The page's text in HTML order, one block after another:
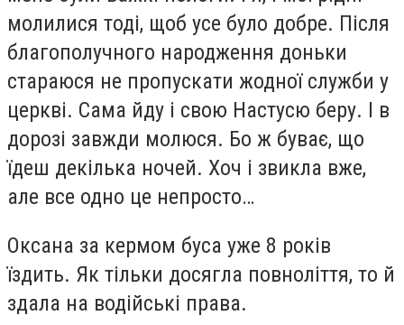
молилися тоді, щоб усе було добре. Після
благополучного народження доньки
стараюся не пропускати жодної служби у
церкві. Сама йду і свою Настусю беру. І в
дорозі завжди молюся. Бо ж буває, що
їдеш декілька ночей. Хоч і звикла вже,
але все одно це непросто…
Оксана за кермом буса уже 8 років
їздить. Як тільки досягла повноліття, то й
здала на водійські права.